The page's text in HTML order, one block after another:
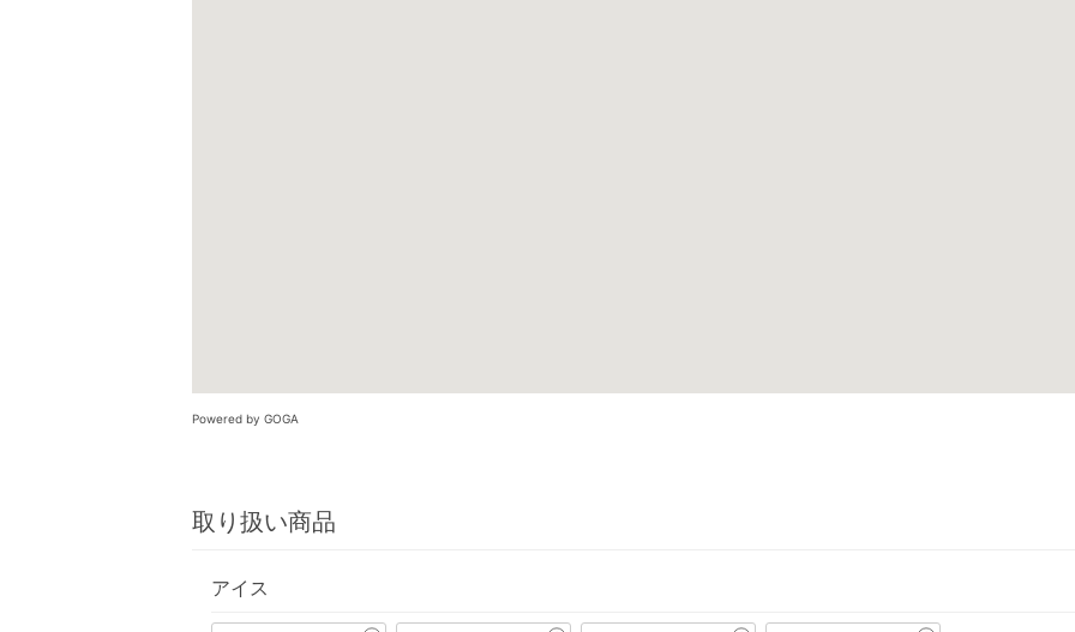
Powered by GOGA
取り扱い商品
アイス